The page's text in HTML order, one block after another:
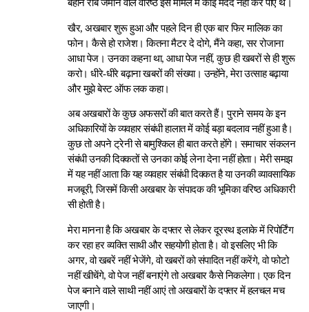
बहाने रौब जमाने वाले वरिष्ठ इस मामले में कोई मदद नहीं कर पाए थे।
खैर, अखबार शुरू हुआ और पहले दिन ही एक बार फिर मालिक का
फोन। कैसे हो राजेश। कितना मैटर दे दोगे, मैंने कहा, सर रोजाना
आधा पेज। उनका कहना था, आधा पेज नहीं, कुछ ही खबरों से ही शुरू
करो। धीरे-धीरे बढ़ाना खबरों की संख्या। उन्होंने, मेरा उत्साह बढ़ाया
और मुझे बेस्ट ऑफ लक कहा।
अब अखबारों के कुछ अफसरों की बात करते हैं। पुराने समय के इन
अधिकारियों के व्यवहार संबंधी हालात में कोई बड़ा बदलाव नहीं हुआ है।
कुछ तो अपने ट्रेनी से बामुश्किल ही बात करते होंगे। समाचार संकलन
संबंधी उनकी दिक्कतों से उनका कोई लेना देना नहीं होता। मेरी समझ
में यह नहीं आता कि यह व्यवहार संबंधी दिक्कत है या उनकी व्यावसायिक
मजबूरी, जिसमें किसी अखबार के संपादक की भूमिका वरिष्ठ अधिकारी
सी होती है।
मेरा मानना है कि अखबार के दफ्तर से लेकर दूरस्थ इलाके में रिपोर्टिंग
कर रहा हर व्यक्ति साथी और सहयोगी होता है। वो इसलिए भी कि
अगर, वो खबरें नहीं भेजेंगे, वो खबरों को संपादित नहीं करेंगे, वो फोटो
नहीं खीचेंगे, वो पेज नहीं बनाएंगे तो अखबार कैसे निकलेगा। एक दिन
पेज बनाने वाले साथी नहीं आएं तो अखबारों के दफ्तर में हलचल मच
जाएगी।